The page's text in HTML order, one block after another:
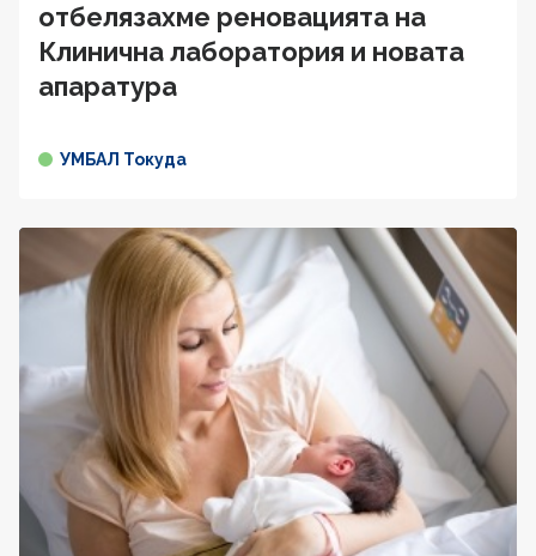
отбелязахме реновацията на
Клинична лаборатория и новата
апаратура
УМБАЛ Токуда